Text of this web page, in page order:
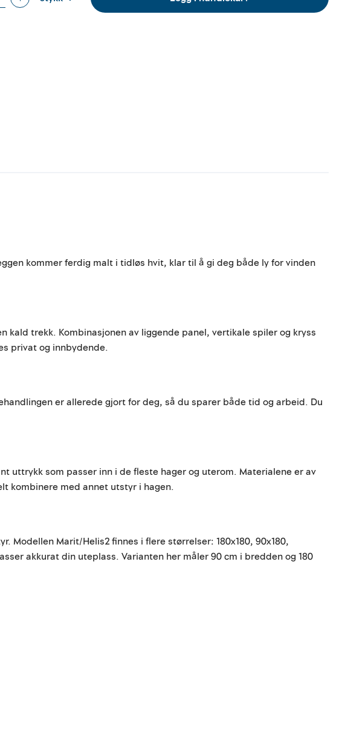
kommer ferdig malt i tidløs hvit, klar til å gi deg både ly for vinden
trekk. Kombinasjonen av liggende panel, vertikale spiler og kryss
privat og innbydende.
er allerede gjort for deg, så du sparer både tid og arbeid. Du
uttrykk som passer inn i de fleste hager og uterom. Materialene er av
kombinere med annet utstyr i hagen.
Modellen Marit/Helis2 finnes i flere størrelser: 180x180, 90x180,
akkurat din uteplass. Varianten her måler 90 cm i bredden og 180